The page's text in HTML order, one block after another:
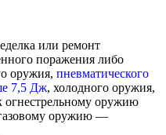
или ремонт
поражения либо
оружия, пневматического
7,5 Дж, холодного оружия,
огнестрельному оружию
оружию —